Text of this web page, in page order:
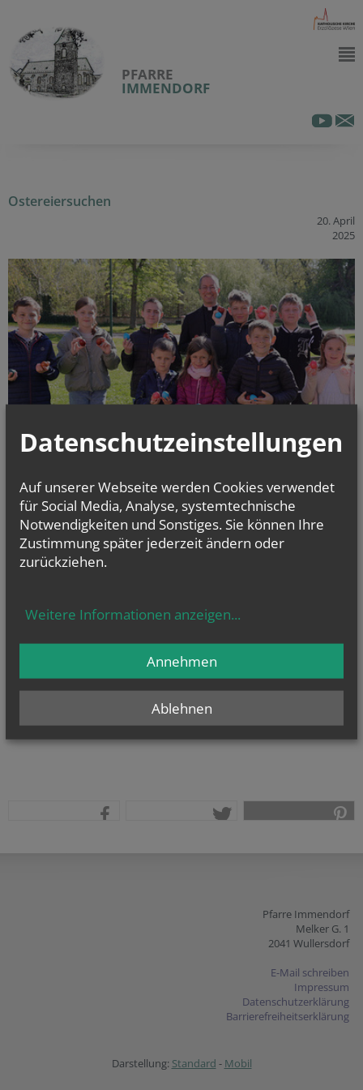
PFARRE
IMMENDORF
Ostereiersuchen
20. April
2025
Nach dem Festgottesdienst machten sich die Kinder auf die Suche nach
Ostereiern rund um das Pfarrheim. Tatsächlich hatte der Osterhase
einige bunte Eier versteckt gehabt.
Pfarre Immendorf
Melker G. 1
2041 Wullersdorf
E-Mail schreiben
Impressum
Datenschutzerklärung
Barrierefreiheitserklärung
Darstellung: Standard - Mobil
Datenschutzeinstellungen
Auf unserer Webseite werden Cookies verwendet
für Social Media, Analyse, systemtechnische
Notwendigkeiten und Sonstiges. Sie können Ihre
Zustimmung später jederzeit ändern oder
zurückziehen.
Weitere Informationen anzeigen...
Ablehnen
Annehmen